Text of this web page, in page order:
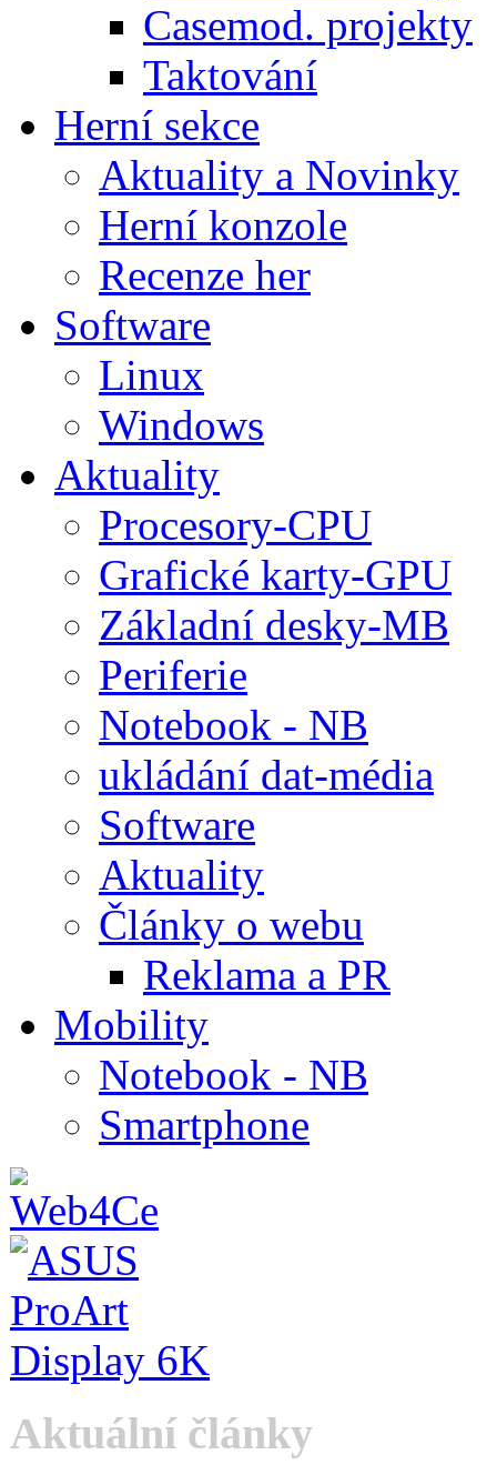
Casemod. projekty
Taktování
Herní sekce
Aktuality a Novinky
Herní konzole
Recenze her
Software
Linux
Windows
Aktuality
Procesory-CPU
Grafické karty-GPU
Základní desky-MB
Periferie
Notebook - NB
ukládání dat-média
Software
Aktuality
Články o webu
Reklama a PR
Mobility
Notebook - NB
Smartphone
Aktuální články